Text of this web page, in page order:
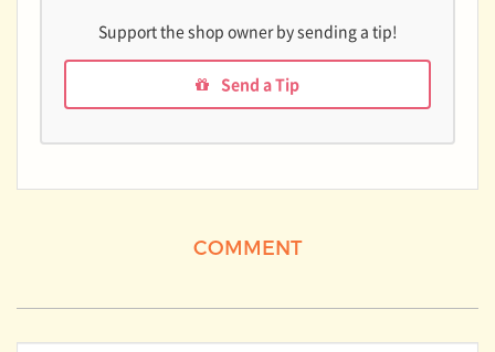
Support the shop owner by sending a tip!
Send a Tip
COMMENT